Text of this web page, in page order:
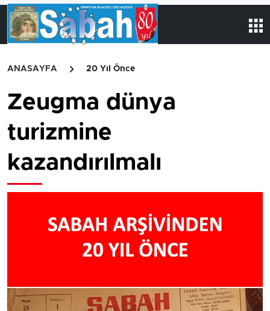
ANASAYFA 20 Yıl Önce
Zeugma dünya
turizmine
kazandırılmalı